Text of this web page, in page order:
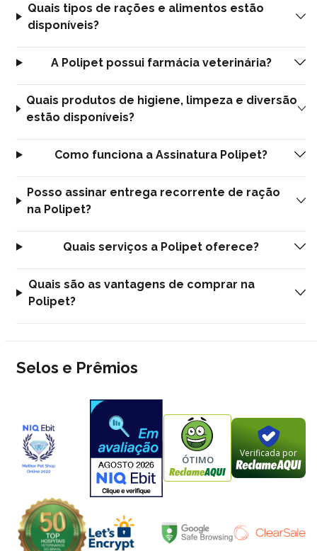
Quais tipos de rações e alimentos estão
disponíveis?
A Polipet possui farmácia veterinária?
Quais produtos de higiene, limpeza e diversão
estão disponíveis?
Como funciona a Assinatura Polipet?
Posso assinar entrega recorrente de ração
na Polipet?
Quais serviços a Polipet oferece?
Quais são as vantagens de comprar na
Polipet?
Selos e Prêmios
ÓTIMO Verificada por